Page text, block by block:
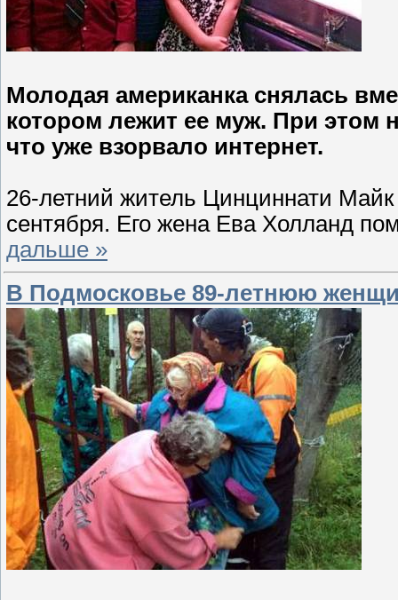
Молодая американка снялась
котором лежит ее муж. При этом
что уже взорвало интернет.
26-летний житель Цинциннати Майк
сентября. Его жена Ева Холланд
дальше »
В Подмосковье 89-летнюю